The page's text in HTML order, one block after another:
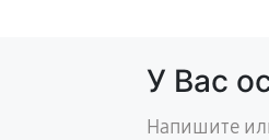
У Вас
Напишите